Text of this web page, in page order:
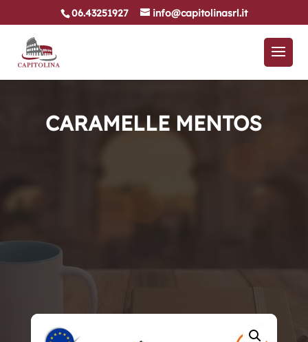
06.43251927 info@capitolinasrl.it
CARAMELLE MENTOS